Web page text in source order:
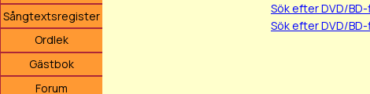
Sångtextsregister
Ordlek
Gästbok
Forum
Sök efter DVD/
Sök efter DVD/